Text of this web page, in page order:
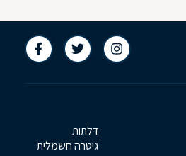
דלתות
גיטרה חשמלית